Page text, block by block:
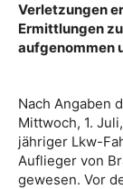
Verletzungen
Ermittlungen
aufgenommen
Nach Angaben
Mittwoch, 1.
jähriger Lkw-
Auflieger von
gewesen. Vor